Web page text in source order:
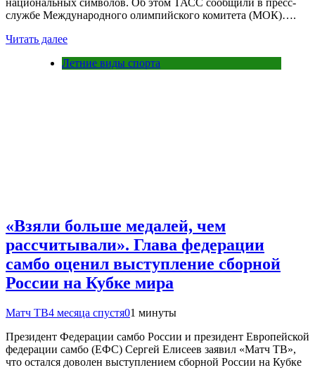
национальных символов. Об этом ТАСС сообщили в пресс-
службе Международного олимпийского комитета (МОК)….
Читать далее
Летние виды спорта
«Взяли больше медалей, чем
рассчитывали». Глава федерации
самбо оценил выступление сборной
России на Кубке мира
Матч ТВ4 месяца спустя01 минуты
Президент Федерации самбо России и президент Европейской
федерации самбо (ЕФС) Сергей Елисеев заявил «Матч ТВ»,
что остался доволен выступлением сборной России на Кубке